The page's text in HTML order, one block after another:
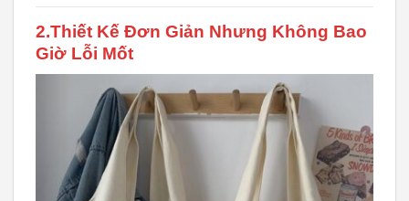
2.Thiết Kế Đơn Giản Nhưng Không Bao
Giờ Lỗi Mốt